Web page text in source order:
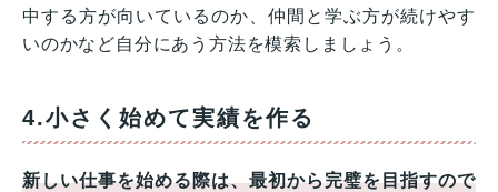
中する方が向いているのか、仲間と学ぶ方が続けやす
いのかなど自分にあう方法を模索しましょう。
4.小さく始めて実績を作る
新しい仕事を始める際は、最初から完璧を目指すので